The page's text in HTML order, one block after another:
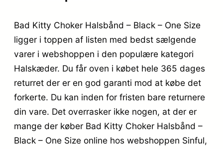
Bad Kitty Choker Halsbånd – Black – One Size
ligger i toppen af listen med bedst sælgende
varer i webshoppen i den populære kategori
Halskæder. Du får oven i købet hele 365 dages
returret der er en god garanti mod at købe det
forkerte. Du kan inden for fristen bare returnere
din vare. Det overrasker ikke nogen, at der er
mange der køber Bad Kitty Choker Halsbånd –
Black – One Size online hos webshoppen Sinful,